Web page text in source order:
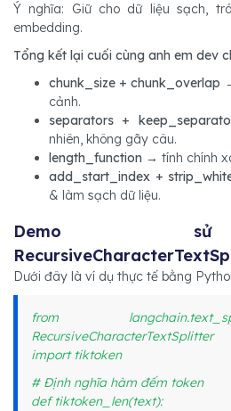
Ý nghĩa: Giữ cho dữ liệu sạch,
embedding.
Tổng kết lại cuối cùng anh em dev
chunk_size + chunk_overlap
cảnh.
separators +
nhiên, không gãy câu.
length_function → tính chính
add_start_index +
& làm sạch dữ liệu.
Demo
Dưới đây là ví dụ thực tế bằng
from
RecursiveCharacterTextSplitter
import tiktoken
# Định nghĩa hàm đếm token
def tiktoken_len(text):